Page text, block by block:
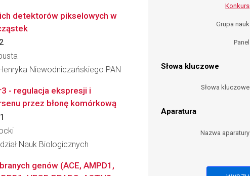
Konkurs
Grupa nauk
Panel
Słowa kluczowe
Słowa kluczowe
Aparatura
Nazwa aparatury
detektorów pikselowych w
Niewodniczańskiego PAN
- regulacja ekspresji i
przez błonę komórkową
Nauk Biologicznych
genów (ACE, AMPD1,